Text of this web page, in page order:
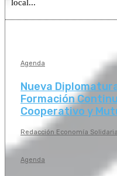
local...
Agenda
Nueva
Formación
Cooperativo y
Redacción Economía Solidaria
Agenda